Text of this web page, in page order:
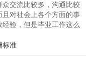
交流比较多，沟通比较
对社会上各个方面的事
验，但是毕业工作这么
众交流比较多，沟通比
且对社会上各个方面的
标准